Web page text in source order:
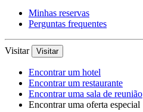
Minhas reservas
Perguntas frequentes
Visitar Visitar
Encontrar um hotel
Encontrar um restaurante
Encontrar uma sala de reunião
Encontrar uma oferta especial